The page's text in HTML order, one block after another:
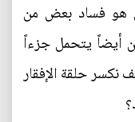
هو فساد بعض من
أيضاً يتحمل جزءاً
نكسر حلقة الإفقار